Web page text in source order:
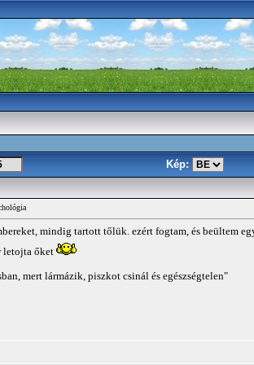
Kép:
mindig tartott tőlük. ezért fogtam, és beültem
letojta őket
mert lármázik, piszkot csinál és egészségtelen"